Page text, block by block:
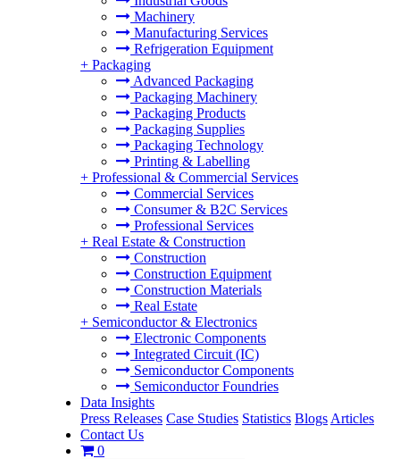
Machinery
Manufacturing Services
Refrigeration Equipment
+ Packaging
Advanced Packaging
Packaging Machinery
Packaging Products
Packaging Supplies
Packaging Technology
Printing & Labelling
+ Professional & Commercial Services
Commercial Services
Consumer & B2C Services
Professional Services
+ Real Estate & Construction
Construction
Construction Equipment
Construction Materials
Real Estate
+ Semiconductor & Electronics
Electronic Components
Integrated Circuit (IC)
Semiconductor Components
Semiconductor Foundries
Data Insights
Press Releases Case Studies Statistics Blogs Articles
Contact Us
0